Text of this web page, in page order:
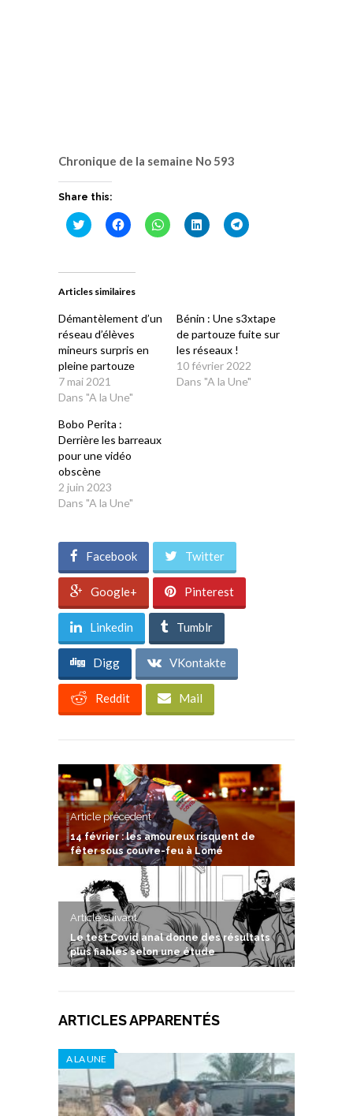
Chronique de la semaine No 593
Share this:
Cliquez
pour
dans
nouvelle
Cliquez
pour
dans
nouvelle
Cliquez
pour
Cliquez
pour
Cliquez
pour
Articles similaires
Démantèlement d’un
réseau d’élèves
mineurs surpris en
pleine partouze
7 mai 2021
Dans "A la Une"
Bénin : Une s3xtape
de partouze fuite sur
les réseaux !
10 février 2022
Dans "A la Une"
Bobo Perita :
Derrière les barreaux
pour une vidéo
obscène
2 juin 2023
Dans "A la Une"
Facebook Twitter
Google+ Pinterest
Linkedin Tumblr
Digg VKontakte
Reddit Mail
Article précedent
14 février : les amoureux risquent de
fêter sous couvre-feu à Lomé
Article suivant
Le test Covid anal donne des résultats
plus fiables selon une étude
ARTICLES APPARENTÉS
A LA UNE